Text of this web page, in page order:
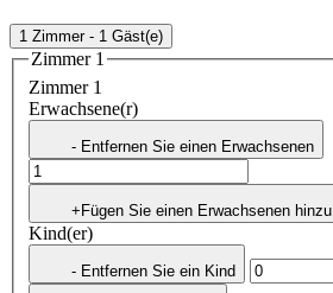
1 Zimmer - 1 Gäst(e)
Zimmer 1
Zimmer 1
Erwachsene(r)
- Entfernen Sie einen Erwachsenen
+Fügen Sie einen Erwachsenen hinzu
Kind(er)
- Entfernen Sie ein Kind